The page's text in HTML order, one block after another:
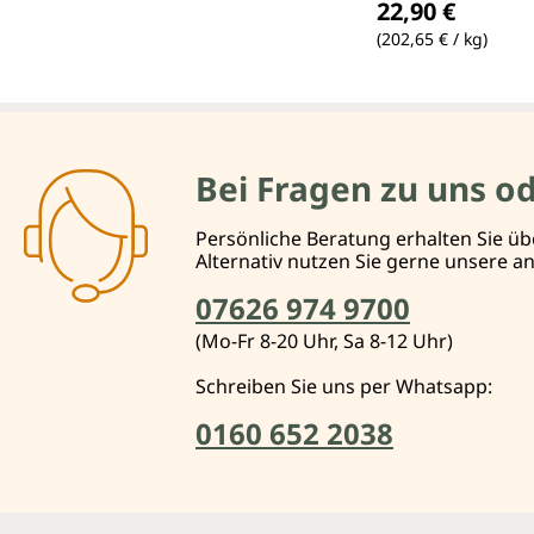
22,90 €
(202,65 € / kg)
Bei Fragen zu uns
Persönliche Beratung erhalten Sie
Alternativ nutzen Sie gerne unsere
07626 974 9700
(Mo-Fr 8-20 Uhr, Sa 8-12 Uhr)
Schreiben Sie uns per Whatsapp:
0160 652 2038